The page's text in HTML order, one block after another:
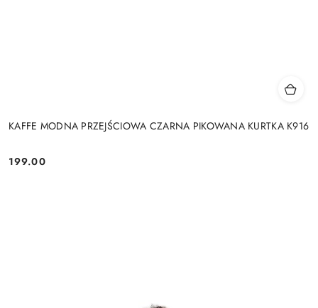
KAFFE MODNA PRZEJŚCIOWA CZARNA PIKOWANA KURTKA K916
Cena:
199.00